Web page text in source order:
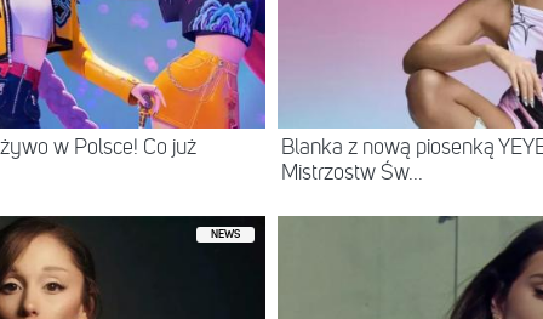
w Polsce! Co już
Blanka z nową piosenką
Mistrzostw Św...
NEWS